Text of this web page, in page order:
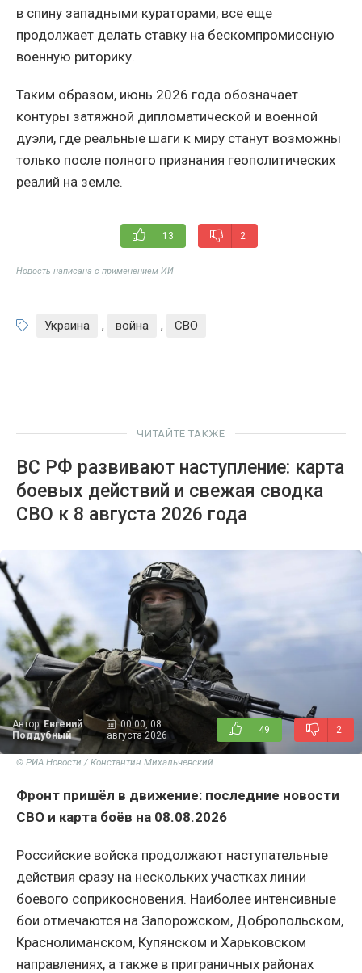
в спину западными кураторами, все еще
продолжает делать ставку на бескомпромиссную
военную риторику.
Таким образом, июнь 2026 года обозначает
контуры затяжной дипломатической и военной
дуэли, где реальные шаги к миру станут возможны
только после полного признания геополитических
реалий на земле.
13 2
Новость написана с применением ИИ
Украина , война , СВО
ЧИТАЙТЕ ТАКЖЕ
ВС РФ развивают наступление: карта
боевых действий и свежая сводка
СВО к 8 августа 2026 года
Автор: Евгений
Поддубный
00:00, 08
августа 2026
49 2
© РИА Новости / Константин Михальчевский
Фронт пришёл в движение: последние новости
СВО и карта боёв на 08.08.2026
Российские войска продолжают наступательные
действия сразу на нескольких участках линии
боевого соприкосновения. Наиболее интенсивные
бои отмечаются на Запорожском, Добропольском,
Краснолиманском, Купянском и Харьковском
направлениях, а также в приграничных районах